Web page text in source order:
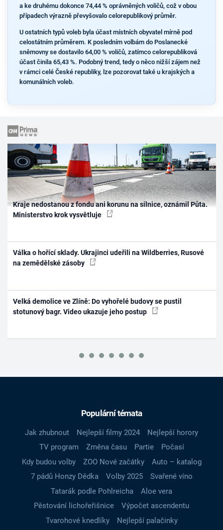
a ke druhému dokonce 74,44 % oprávněných voličů, což v obou
případech výrazně převyšovalo celorepublikový průměr.
U ostatních typů voleb byla účast místních obyvatel mírně pod
celostátním průměrem. K posledním volbám do Poslanecké
sněmovny se dostavilo 64,00 % voličů, zatímco celorepubliková
účast činila 65,43 %. Podobný trend, tedy o něco nižší zájem než
v rámci celé České republiky, lze pozorovat také u krajských a
komunálních voleb.
Kraje nedostanou z fondu ani korunu na silnice, oznámil Půta.
Ministerstvo krok vysvětluje
Válka o hořící sklady. Ukrajinci udeřili na Wildberries, Rusové
na zemědělské zásoby
Velká demolice ve Zlíně: Do vyhořelé budovy se pustil
stotunový bagr. Video ukazuje jeho postup
Populární témata
Jak zhubnout Nejlepší filmy 2024
Nejlepší horory
TV program
Změna času Partie
Počasí
Kdy budou volby
ZOO Nové začátky
Auto – katalog
7 pádů Honzy Dědka
Volby 2025
Svařené víno
Tatarák podle Pohlreicha
Aloe vera
Pěstování lichořeřišnice
Výpočet ascendentu
Tvarohové knedlíky
Nejlepší palačinky